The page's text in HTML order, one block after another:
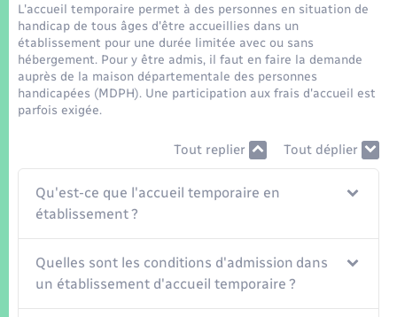
Transports
Voirie et espace public
L'accueil temporaire permet à des personnes en situation de
handicap de tous âges d'être accueillies dans un
établissement pour une durée limitée avec ou sans
hébergement. Pour y être admis, il faut en faire la demande
auprès de la maison départementale des personnes
handicapées (MDPH). Une participation aux frais d'accueil est
parfois exigée.
Tout replier Tout déplier
Qu'est-ce que l'accueil temporaire en
établissement ?
Quelles sont les conditions d'admission dans
un établissement d'accueil temporaire ?